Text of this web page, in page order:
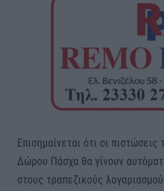
Επισημαίνεται ότι οι
Δώρου Πάσχα θα γίνουν
στους τραπεζικούς